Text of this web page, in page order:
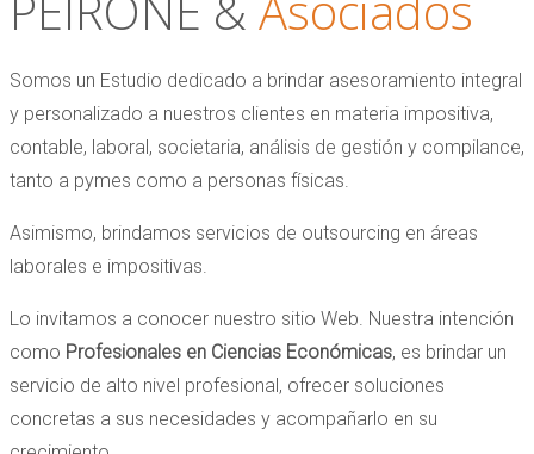
Somos un Estudio dedicado a brindar asesoramiento integral
y personalizado a nuestros clientes en materia impositiva,
contable, laboral, societaria, análisis de gestión y compilance,
tanto a pymes como a personas físicas.
Asimismo, brindamos servicios de outsourcing en áreas
laborales e impositivas.
Lo invitamos a conocer nuestro sitio Web. Nuestra intención
como Profesionales en Ciencias Económicas, es brindar un
servicio de alto nivel profesional, ofrecer soluciones
concretas a sus necesidades y acompañarlo en su